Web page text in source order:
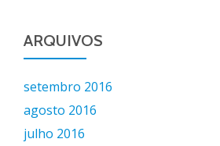
ARQUIVOS
setembro 2016
agosto 2016
julho 2016